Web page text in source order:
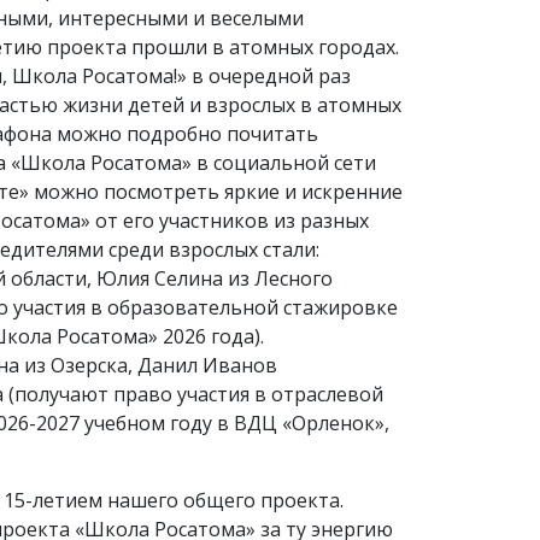
интересными и веселыми
проекта прошли в атомных городах.
Росатома!» в очередной раз
жизни детей и взрослых в атомных
можно подробно почитать
«Школа Росатома» в социальной сети
можно посмотреть яркие и искренние
от его участников из разных
среди взрослых стали:
Юлия Селина из Лесного
в образовательной стажировке
Росатома» 2026 года).
из Озерска, Данил Иванов
право участия в отраслевой
2027 учебном году в ВДЦ «Орленок»,
летием нашего общего проекта.
«Школа Росатома» за ту энергию